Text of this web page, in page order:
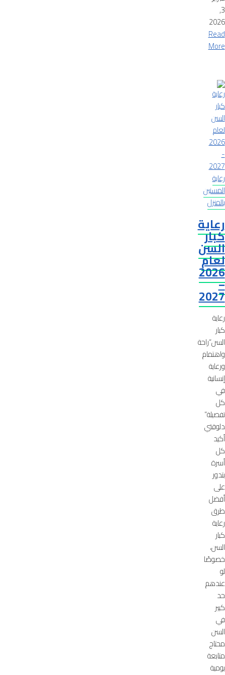
3,
2026
Read
More
رعاية
المسنين
بالمنزل
رعاية
كبار
السن
لعام
2026
–
2027
رعاية
كبار
السن“راحة
واهتمام
ورعاية
إنسانية
في
كل
تفصيلة”
دلوقتي
أكيد
كل
أسرة
بتدور
على
أفضل
طرق
رعاية
كبار
السن،
خصوصًا
لو
عندهم
حد
كبير
في
السن
محتاج
متابعة
يومية